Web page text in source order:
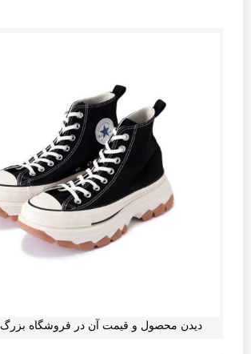
دیدن محصول و قیمت آن در فروشگاه بزرگ